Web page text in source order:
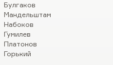
Булгаков
Мандельштам
Набоков
Гумилев
Платонов
Горький